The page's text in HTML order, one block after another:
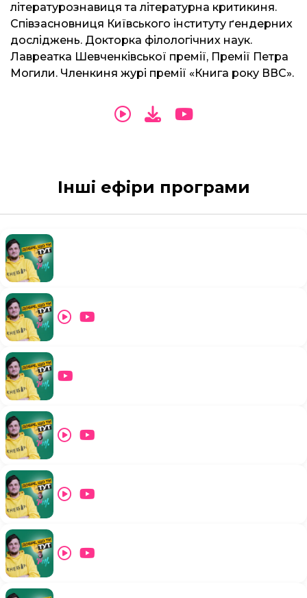
літературознавиця та літературна критикиня.
Співзасновниця Київського інституту ґендерних
досліджень. Докторка філологічних наук.
Лавреатка Шевченківської премії, Премії Петра
Могили. Членкиня журі премії «Книга року ВВС».
Інші ефіри програми